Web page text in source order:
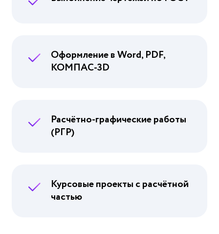
Оформление в Word, PDF,
КОМПАС-3D
Расчётно-графические работы
(РГР)
Курсовые проекты с расчётной
частью